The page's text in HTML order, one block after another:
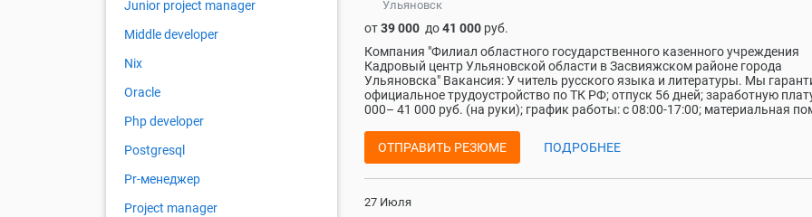
Ульяновск
от39 000 до41 000 руб.
Компания "Филиал областного государственного казенного учреждения
Кадровый центр Ульяновской области в Засвияжском районе города
Ульяновска" Вакансия: У читель русского языка и литературы. Мы
официальное трудоустройство по ТК РФ; отпуск 56 дней; заработную
000– 41 000 руб. (на руки); график работы: с 08:00-17:00; материальная
ОТПРАВИТЬ РЕЗЮМЕ ПОДРОБНЕЕ
27 Июля
Junior project manager
Middle developer
Nix
Oracle
Php developer
Postgresql
Pr-менеджер
Project manager